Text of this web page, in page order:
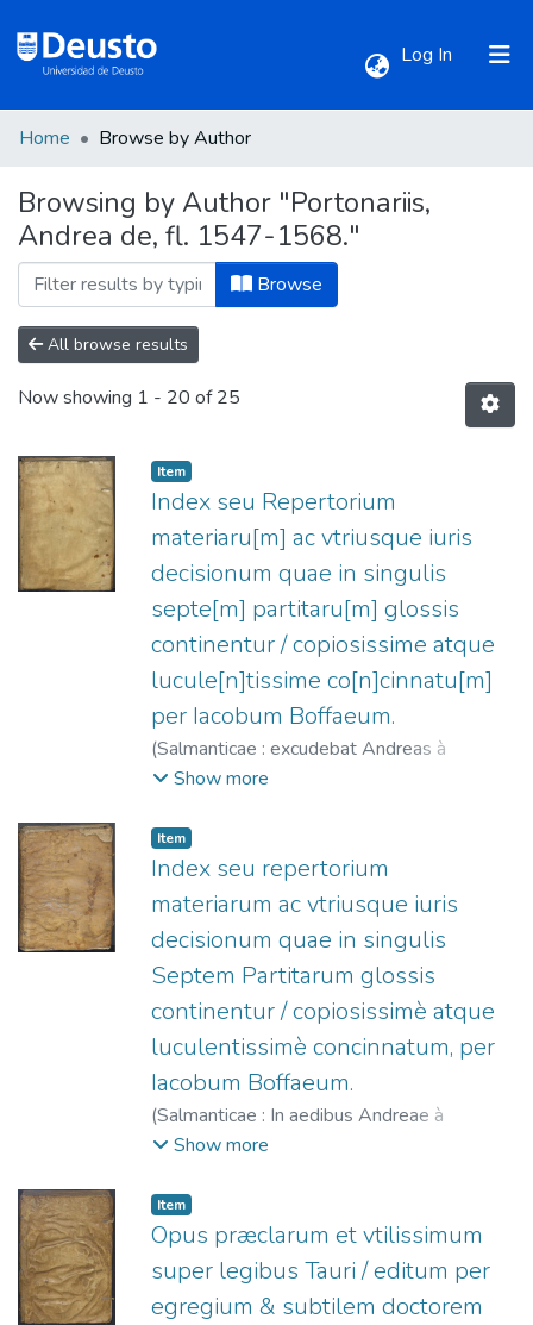
Log In (current)
All of DSpace
Home Browse by Author
Browsing by Author "Portonariis,
Andrea de, fl. 1547-1568."
Browse
All browse results
Now showing 1 - 20 of 25
Item
Index seu Repertorium
materiaru[m] ac vtriusque iuris
decisionum quae in singulis
septe[m] partitaru[m] glossis
continentur / copiosissime atque
lucule[n]tissime co[n]cinnatu[m]
per Iacobum Boffaeum.
(Salmanticae : excudebat Andreas à
Portonarijs,1555
Show more
Item
Index seu repertorium
materiarum ac vtriusque iuris
decisionum quae in singulis
Septem Partitarum glossis
continentur / copiosissimè atque
luculentissimè concinnatum, per
Iacobum Boffaeum.
(Salmanticae : In aedibus Andreae à
Portonarijs ...,1565
Show more
Item
Opus præclarum et vtilissimum
super legibus Tauri / editum per
egregium & subtilem doctorem